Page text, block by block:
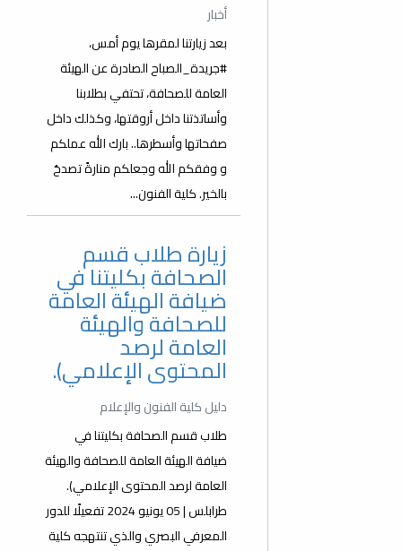
أخبار
بعد زيارتنا لمقرها يوم أمس،
#جريدة_الصباح الصادرة عن الهيئة
العامة للصحافة، تحتفي بطلابنا
وأساتذتنا داخل أروقتها، وكذلك داخل
صفحاتها وأسطرها.. بارك الله عملكم
و وفقكم الله وجعلكم منارةً تصدحُ
بالخير. كلية الفنون...
زيارة طلاب قسم
الصحافة بكليتنا في
ضيافة الهيئة العامة
للصحافة والهيئة
العامة لرصد
المحتوى الإعلامي).
دليل كلية الفنون والإعلام
طلاب قسم الصحافة بكليتنا في
ضيافة الهيئة العامة للصحافة والهيئة
العامة لرصد المحتوى الإعلامي).
طرابلس | 05 يونيو 2024 تفعيلًا للدور
المعرفي البصري والذي تنتهجه كلية